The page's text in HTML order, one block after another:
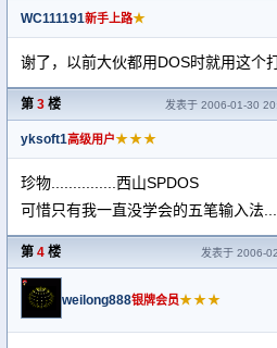
WC111191新手上路★
谢了，以前大伙都用DOS时就用这个
第 3 楼 发表于 2006-01-30
yksoft1高级用户★★★
珍物...............西山SPDOS
可惜只有我一直没学会的五笔输入法
第 4 楼 发表于 2006-
weilong888银牌会员★★★